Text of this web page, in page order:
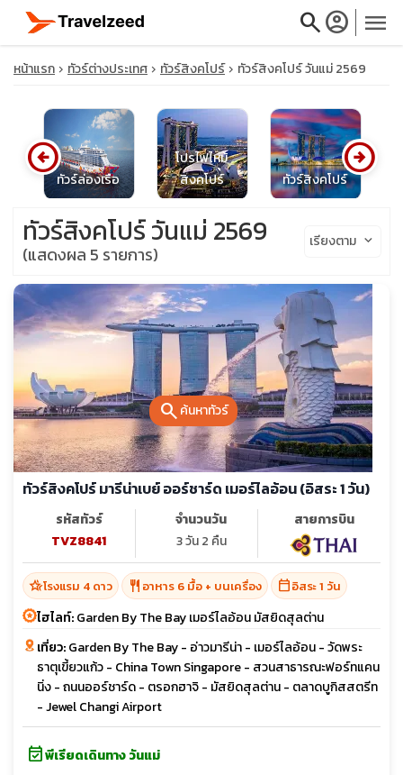
searchaccount_circle menu
close
travel_explore
calendar_month
search
หน้าแรก ทัวร์ต่างประเทศ ทัวร์สิงคโปร์ ทัวร์สิงคโปร์ วันแม่ 2569
ทัวร์ล่องเรือ
โปรไฟไหม้
สิงคโปร์
ทัวร์สิงคโปร์
arrow_circle_left arrow_circle_right
searchค้นหาทัวร์
ทัวร์สิงคโปร์ วันแม่ 2569
(แสดงผล 5 รายการ)
เรียงตาม keyboard_arrow_down
ทัวร์สิงคโปร์ มารีน่าเบย์ ออร์ชาร์ด เมอร์ไลอ้อน (อิสระ 1 วัน)
รหัสทัวร์
TVZ8841
จำนวนวัน
3 วัน 2 คืน
สายการบิน
hotel_classโรงแรม 4 ดาว restaurant อาหาร 6 มื้อ + บนเครื่อง calendar_todayอิสระ 1 วัน
ไฮไลท์:Garden By The Bay เมอร์ไลอ้อน มัสยิดสุลต่าน
เที่ยว:Garden By The Bay - อ่าวมารีน่า - เมอร์ไลอ้อน - วัดพระ
ธาตุเขี้ยวแก้ว - China Town Singapore - สวนสาธารณะฟอร์ทแคน
นิ่ง - ถนนออร์ชาร์ด - ตรอกฮาจิ - มัสยิดสุลต่าน - ตลาดบูกิสสตรีท
- Jewel Changi Airport
event_availableพีเรียดเดินทาง วันแม่